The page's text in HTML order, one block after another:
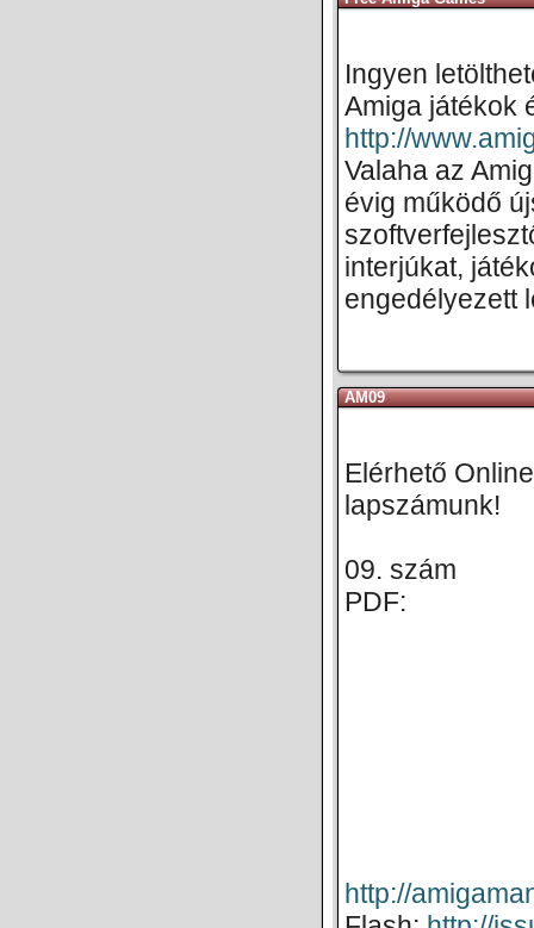
Ingyen
Amiga játékok
http://
Valaha az
évig működő
interjúkat,
engedélyezett
AM09
Elérhető
lapszámunk!
09. szám
PDF:
http://